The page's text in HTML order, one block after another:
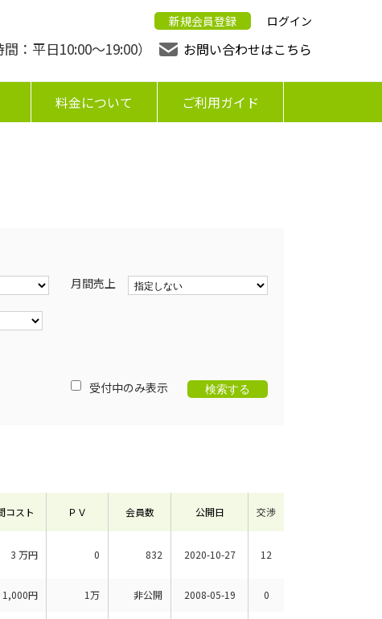
新規会員登録 ログイン
間：平日10:00〜19:00） お問い合わせはこちら
料金について ご利用ガイド
月間売上
受付中のみ表示
コスト ＰＶ 会員数 公開日 交渉
3 万円 0 832 2020-10-27 12
1,000円 1万 非公開 2008-05-19 0